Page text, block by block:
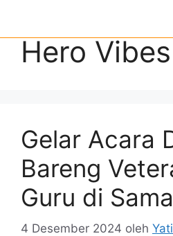
Hero Vibes
Gelar Acara
Bareng
Guru di
4 Desember 2024 oleh